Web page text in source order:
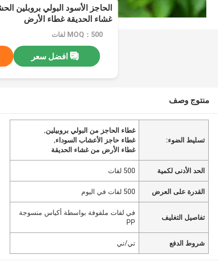
غشاء الحديقة غطاء الأرض
MOQ：500 لفات
افضل سعر
منتوج وصف
تسليط الضوء:
غطاء الحاجز من البولي بروبيلين,
غطاء حاجز الأعشاب السوداء,
غطاء الأرض من غشاء الحديقة
الحد الأدنى لكمية 500 لفات
القدرة على العرض 500 لفات في اليوم
تفاصيل التغليف
في لفات ملفوفة بواسطة أكياس منسوجة
PP
شروط الدفع تي/تي